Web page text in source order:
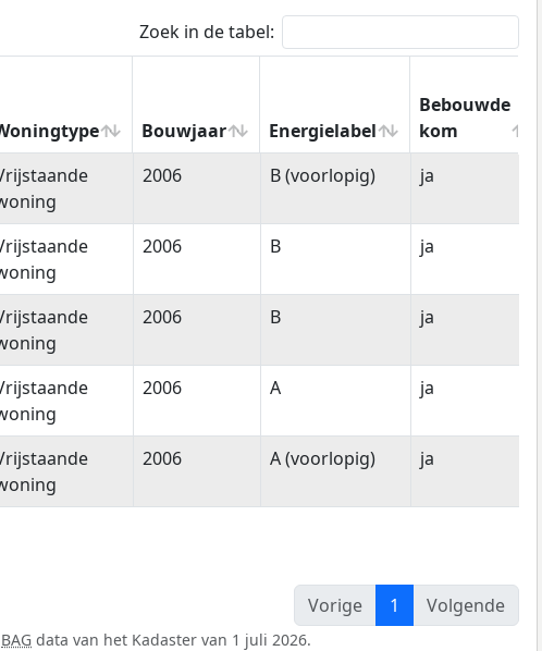
Zoek in de tabel:
Bouwjaar Energielabel
Bebouwde
kom
Bouwjaar Energielabel
Bebouwde
kom
2006 B (voorlopig) ja
2006 B ja
2006 B ja
2006 A ja
2006 A (voorlopig) ja
Vorige
1 Volgende
BAG data van het Kadaster van 1 juli 2026.